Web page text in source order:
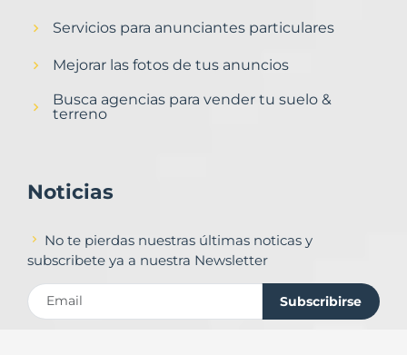
Servicios para anunciantes particulares
Mejorar las fotos de tus anuncios
Busca agencias para vender tu suelo &
terreno
Noticias
No te pierdas nuestras últimas noticas y
subscribete ya a nuestra Newsletter
Subscribirse